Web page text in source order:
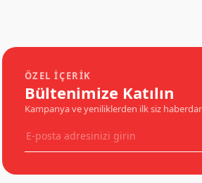
(BA15S)Cam
ÖZEL İÇERIK
Bültenimize Katılın
Kampanya ve yeniliklerden ilk siz